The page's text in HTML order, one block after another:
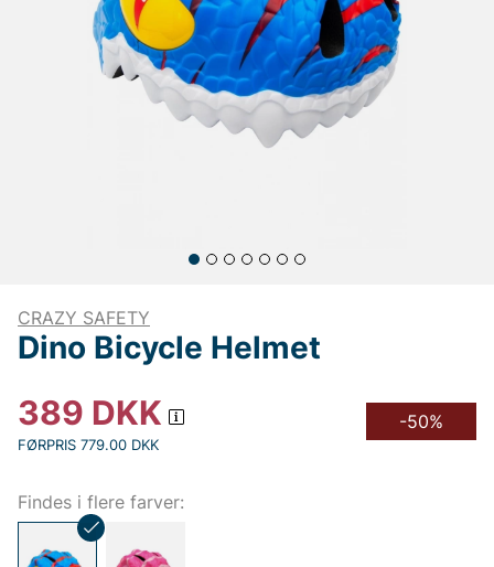
CRAZY SAFETY
Dino Bicycle Helmet
389 DKK
FØRPRIS 779.00 DKK
-50%
Findes i flere farver: